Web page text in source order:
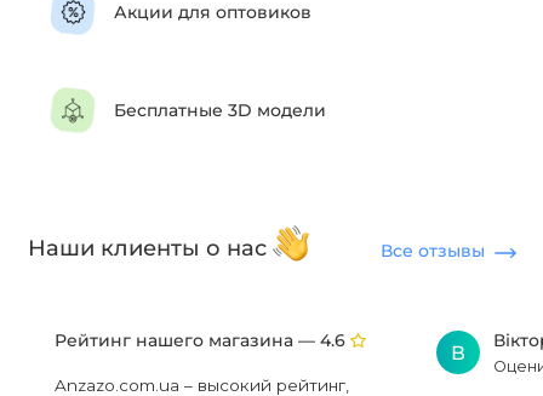
Акции для оптовиков
Бесплатные 3D модели
Наши клиенты о нас Все отзывы
Рейтинг нашего магазина — 4.6
Anzazo.com.ua – высокий рейтинг,
В